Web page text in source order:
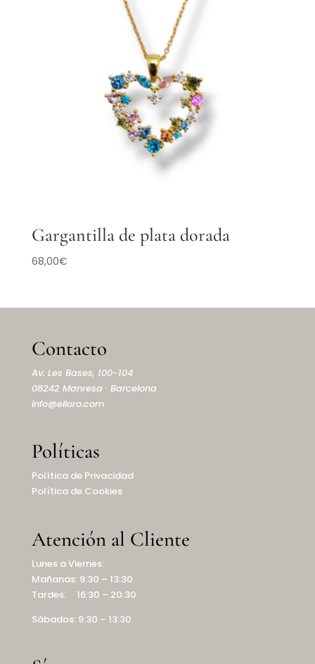
Gargantilla de plata dorada
68,00€
Contacto
Av. Les Bases, 100-104
08242 Manresa · Barcelona
info@elioro.com
Políticas
Política de Privacidad
Política de Cookies
Atención al Cliente
Lunes a Viernes:
Mañanas: 9:30 – 13:30
Tardes: 16:30 – 20:30
Sábados: 9:30 – 13:30